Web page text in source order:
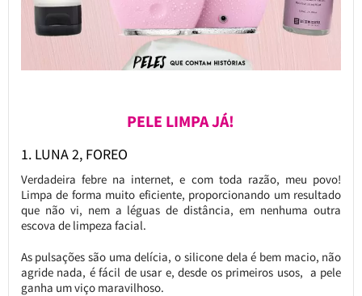
PELE LIMPA JÁ!
1. LUNA 2, FOREO
Verdadeira febre na internet, e com toda razão, meu povo!
Limpa de forma muito eficiente, proporcionando um resultado
que não vi, nem a léguas de distância, em nenhuma outra
escova de limpeza facial.
As pulsações são uma delícia, o silicone dela é bem macio, não
agride nada, é fácil de usar e, desde os primeiros usos, a pele
ganha um viço maravilhoso.